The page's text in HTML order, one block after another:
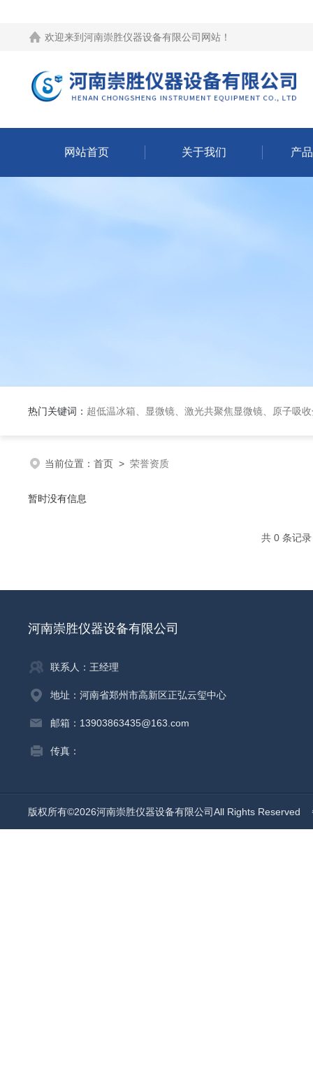
欢迎来到 河南崇胜仪器设备有限公司网站 ！
网站首页 关于我们 产
热门关键词： 超低温冰箱、显微镜、激光共聚焦显微镜、原子吸收分光光度计、荧
当前位置： 首页 > 荣誉资质
暂时没有信息
共 0 条记
河南崇胜仪器设备有限公司
联系人：王经理
地址：河南省郑州市高新区正弘云玺中心
邮箱：13903863435@163.com
传真：
版权所有©2026河南崇胜仪器设备有限公司All Rights Reserved